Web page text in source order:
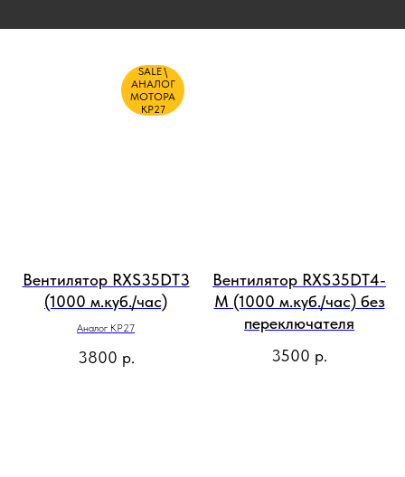
SALE \
АНАЛОГ
МОТОРА
KP27
Вентилятор RXS35DT3
(1000 м.куб./час)
Аналог KP27
3800 р.
Вентилятор RXS35DT4-
M (1000 м.куб./час) без
переключателя
3500 р.